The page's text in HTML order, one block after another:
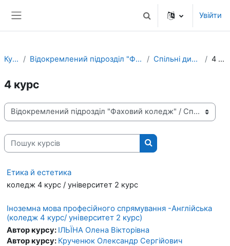
Переключити Увійти
Курси Відокремлений підрозділ "Фаховий коледж" Спільні дисципліни 4 курс
4 курс
Категорії курсів
Пошук курсів
Пошук курсів
Етика й естетика
коледж 4 курс / університет 2 курс
Іноземна мова професійного спрямування -Англійська
(коледж 4 курс/ університет 2 курс)
Автор курсу: ІЛЬЇНА Олена Вікторівна
Автор курсу: Крученюк Олександр Сергійович